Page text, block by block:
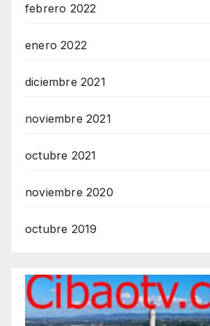
febrero 2022
enero 2022
diciembre 2021
noviembre 2021
octubre 2021
noviembre 2020
octubre 2019